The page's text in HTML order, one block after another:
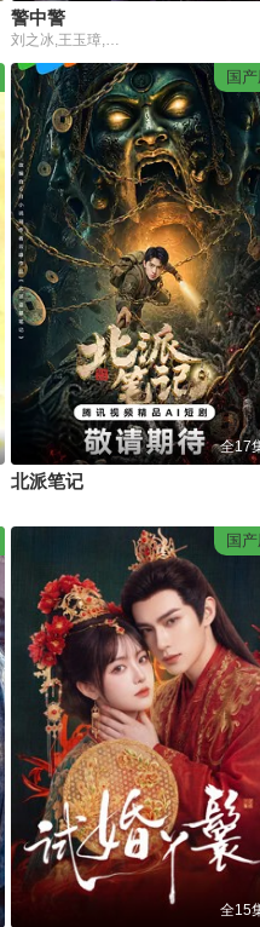
警中警
国
全17
北派笔记
国
全15